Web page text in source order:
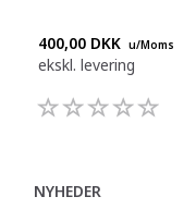
400,00 DKK u/Moms
ekskl. levering
NYHEDER